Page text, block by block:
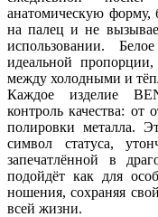
анатомическую форму,
на палец и не
использовании.
идеальной
между холодными и
Каждое изделие
контроль качества: от
полировки металла.
символ статуса,
запечатлённой в
подойдёт как для
ношения, сохраняя
всей жизни.